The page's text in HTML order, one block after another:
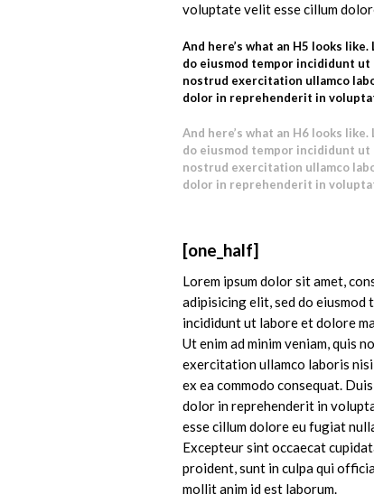
voluptate velit esse cillum
And here’s what an H5 looks
do eiusmod tempor incididunt ut
nostrud exercitation ullamco
dolor in reprehenderit in
And here’s what an H6 looks
do eiusmod tempor incididunt ut
nostrud exercitation ullamco
dolor in reprehenderit in
[one_half]
Lorem ipsum dolor sit amet,
adipisicing elit, sed do eiusmod
incididunt ut labore et dolore
Ut enim ad minim veniam, quis
exercitation ullamco laboris
ex ea commodo consequat.
dolor in reprehenderit in
esse cillum dolore eu fugiat
Excepteur sint occaecat
proident, sunt in culpa qui
mollit anim id est laborum.